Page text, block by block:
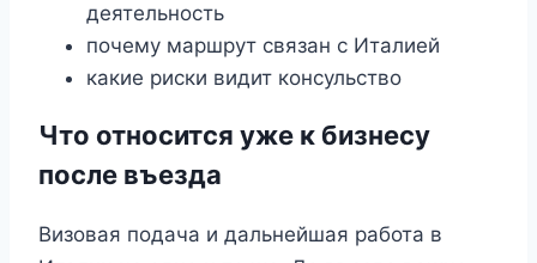
деятельность
почему маршрут связан с Италией
какие риски видит консульство
Что относится уже к бизнесу
после въезда
Визовая подача и дальнейшая работа в